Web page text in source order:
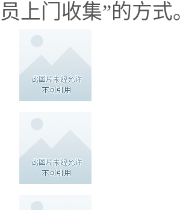
员上门收集”的方式。